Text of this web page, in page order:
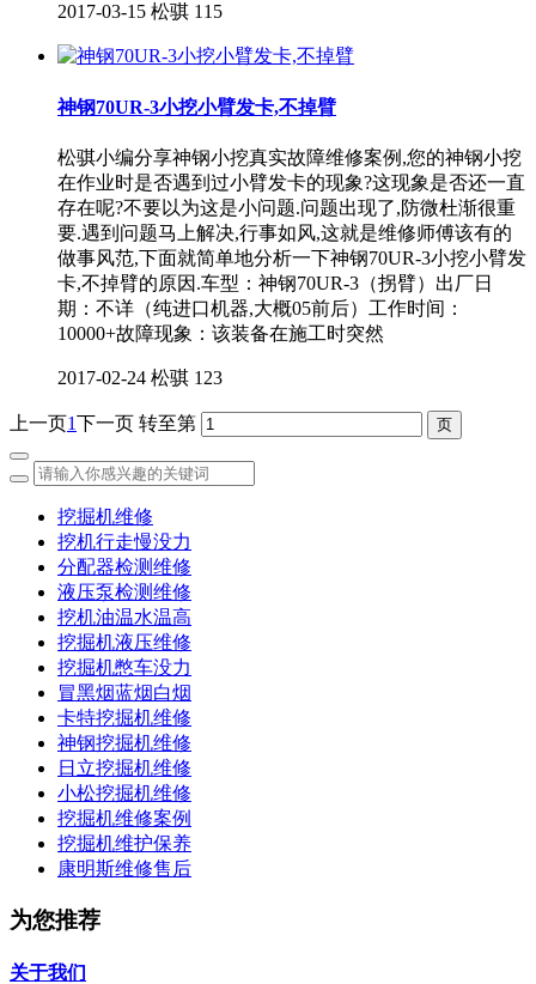
2017-03-15 松骐 115
神钢70UR-3小挖小臂发卡,不掉臂
松骐小编分享神钢小挖真实故障维修案例,您的神钢小挖
在作业时是否遇到过小臂发卡的现象?这现象是否还一直
存在呢?不要以为这是小问题.问题出现了,防微杜渐很重
要.遇到问题马上解决,行事如风,这就是维修师傅该有的
做事风范,下面就简单地分析一下神钢70UR-3小挖小臂发
卡,不掉臂的原因.车型：神钢70UR-3（拐臂）出厂日
期：不详（纯进口机器,大概05前后）工作时间：
10000+故障现象：该装备在施工时突然
2017-02-24 松骐 123
上一页1下一页 转至第
挖掘机维修
挖机行走慢没力
分配器检测维修
液压泵检测维修
挖机油温水温高
挖掘机液压维修
挖掘机憋车没力
冒黑烟蓝烟白烟
卡特挖掘机维修
神钢挖掘机维修
日立挖掘机维修
小松挖掘机维修
挖掘机维修案例
挖掘机维护保养
康明斯维修售后
为您推荐
关于我们